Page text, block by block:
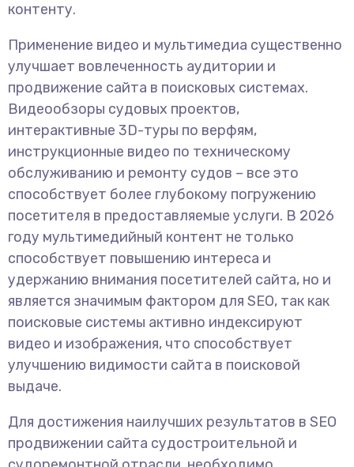
контенту.
Применение видео и мультимедиа существенно
улучшает вовлеченность аудитории и
продвижение сайта в поисковых системах.
Видеообзоры судовых проектов,
интерактивные 3D-туры по верфям,
инструкционные видео по техническому
обслуживанию и ремонту судов – все это
способствует более глубокому погружению
посетителя в предоставляемые услуги. В 2026
году мультимедийный контент не только
способствует повышению интереса и
удержанию внимания посетителей сайта, но и
является значимым фактором для SEO, так как
поисковые системы активно индексируют
видео и изображения, что способствует
улучшению видимости сайта в поисковой
выдаче.
Для достижения наилучших результатов в SEO
продвижении сайта судостроительной и